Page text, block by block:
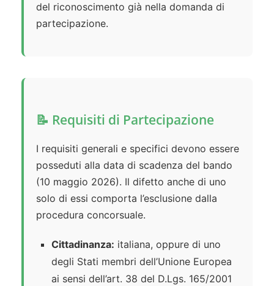
del riconoscimento già nella domanda di
partecipazione.
📝 Requisiti di Partecipazione
I requisiti generali e specifici devono essere
posseduti alla data di scadenza del bando
(10 maggio 2026). Il difetto anche di uno
solo di essi comporta l’esclusione dalla
procedura concorsuale.
Cittadinanza: italiana, oppure di uno
degli Stati membri dell’Unione Europea
ai sensi dell’art. 38 del D.Lgs. 165/2001